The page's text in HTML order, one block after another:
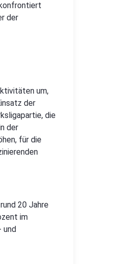
der
um,
der
die
der
für die
20 Jahre
im
und